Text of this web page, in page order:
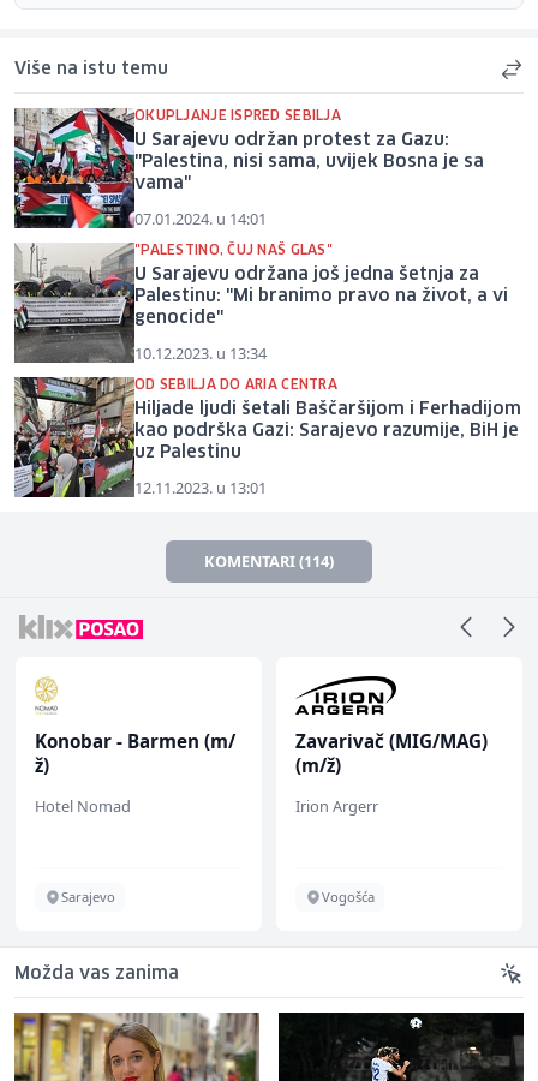
Više na istu temu
OKUPLJANJE ISPRED SEBILJA
U Sarajevu održan protest za Gazu:
"Palestina, nisi sama, uvijek Bosna je sa
vama"
07.01.2024. u 14:01
"PALESTINO, ČUJ NAŠ GLAS"
U Sarajevu održana još jedna šetnja za
Palestinu: "Mi branimo pravo na život, a vi
genocide"
10.12.2023. u 13:34
OD SEBILJA DO ARIA CENTRA
Hiljade ljudi šetali Baščaršijom i Ferhadijom
kao podrška Gazi: Sarajevo razumije, BiH je
uz Palestinu
12.11.2023. u 13:01
KOMENTARI (114)
Konobar - Barmen (m/
ž)
Hotel Nomad
Sarajevo
Zavarivač (MIG/MAG)
(m/ž)
Irion Argerr
Vogošća
Možda vas zanima